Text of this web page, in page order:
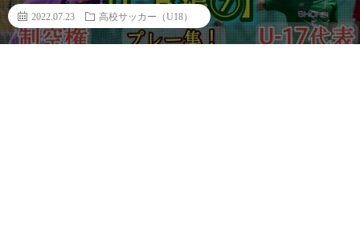
2022.07.23 高校サッカー（U18）